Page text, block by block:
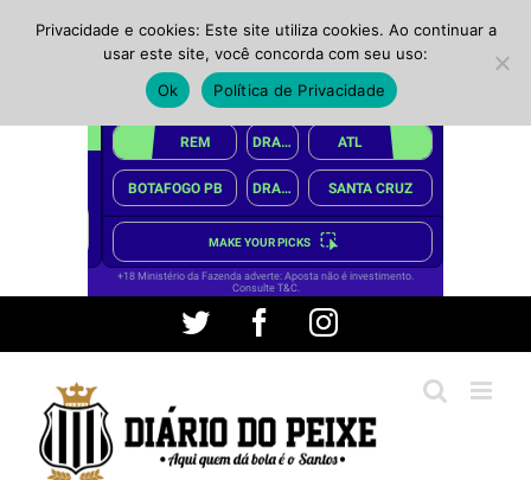
conteúdo
Twitter FacebookInstagram
Privacidade e cookies: Este site utiliza cookies. Ao continuar a
usar este site, você concorda com seu uso:
Ok
Política de Privacidade